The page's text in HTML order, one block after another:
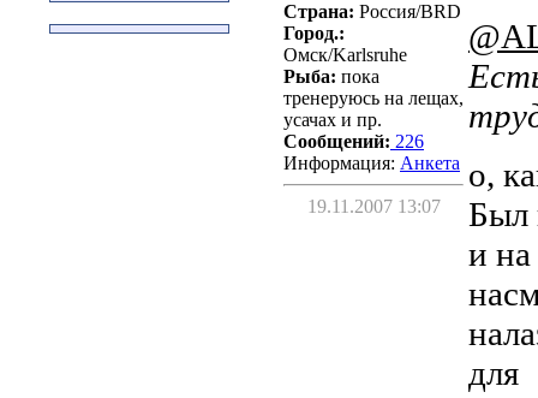
Страна: Россия/BRD
Город.:
Омск/Karlsruhe
Рыба: пока
тренеруюсь на лещах,
усачах и пр.
Сообщений: 226
Информация: Aнкета
19.11.2007 13:07
о,
Был
и
для